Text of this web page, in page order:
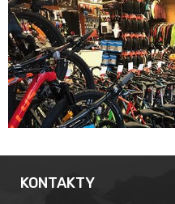
KONTAKTY